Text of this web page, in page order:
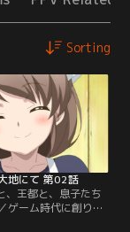
Sorting
地にて 第02話
、王都と、息子たち
ゲーム時代に創り出